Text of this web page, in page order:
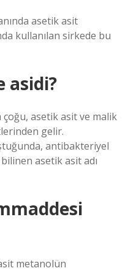
asetik asit
kullanılan sirkede bu
asidi?
asetik asit ve malik
gelir.
antibakteriyel
asetik asit adı
metanolün